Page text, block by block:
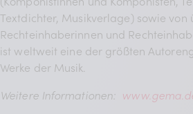
Textdichter, Musikverlage) sowie
Rechteinhaberinnen und
ist weltweit eine der größten
Werke der Musik.
Weitere Informationen: